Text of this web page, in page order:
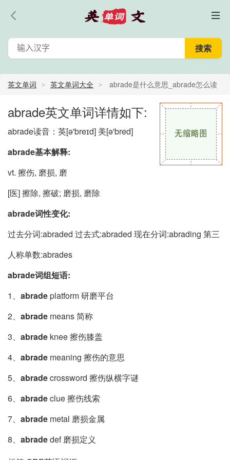
英文单词 英文单词大全 abrade是什么意思_abrade怎么读
_abrade的中文意思,翻译
abrade英文单词详情如下:
abrade读音：英[ə'breɪd] 美[ə'bred]
abrade基本解释:
vt. 擦伤, 磨损, 磨
[医] 擦除, 擦破; 磨损, 磨除
abrade词性变化:
过去分词:abraded 过去式:abraded 现在分词:abrading 第三
人称单数:abrades
abrade词组短语:
1、 abradeplatform 研磨平台
2、 abrade means 简称
3、 abrade knee 擦伤膝盖
4、 abrade meaning 擦伤的意思
5、 abradecrossword 擦伤纵横字谜
6、 abradeclue 擦伤线索
7、 abrade metal 磨损金属
8、 abradedef 磨损定义